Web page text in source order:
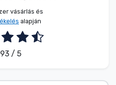
vásárlás és
alapján
/ 5